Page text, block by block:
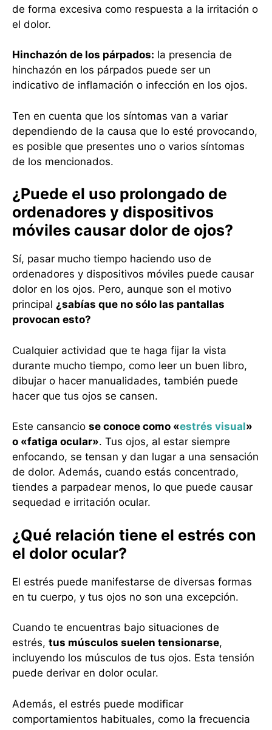
de forma excesiva como respuesta a la irritación o
el dolor.
Hinchazón de los párpados: la presencia de
hinchazón en los párpados puede ser un
indicativo de inflamación o infección en los ojos.
Ten en cuenta que los síntomas van a variar
dependiendo de la causa que lo esté provocando,
es posible que presentes uno o varios síntomas
de los mencionados.
¿Puede el uso prolongado de
ordenadores y dispositivos
móviles causar dolor de ojos?
Sí, pasar mucho tiempo haciendo uso de
ordenadores y dispositivos móviles puede causar
dolor en los ojos. Pero, aunque son el motivo
principal ¿sabías que no sólo las pantallas
provocan esto?
Cualquier actividad que te haga fijar la vista
durante mucho tiempo, como leer un buen libro,
dibujar o hacer manualidades, también puede
hacer que tus ojos se cansen.
Este cansancio se conoce como «estrés visual»
o «fatiga ocular». Tus ojos, al estar siempre
enfocando, se tensan y dan lugar a una sensación
de dolor. Además, cuando estás concentrado,
tiendes a parpadear menos, lo que puede causar
sequedad e irritación ocular.
¿Qué relación tiene el estrés con
el dolor ocular?
El estrés puede manifestarse de diversas formas
en tu cuerpo, y tus ojos no son una excepción.
Cuando te encuentras bajo situaciones de
estrés, tus músculos suelen tensionarse,
incluyendo los músculos de tus ojos. Esta tensión
puede derivar en dolor ocular.
Además, el estrés puede modificar
comportamientos habituales, como la frecuencia